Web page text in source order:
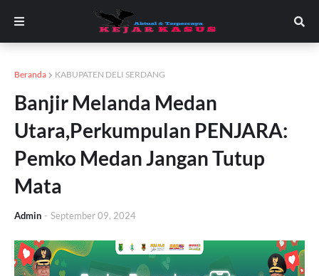
Beranda KABUPATEN DELI SERDANG
Banjir Melanda Medan
Utara,Perkumpulan PENJARA:
Pemko Medan Jangan Tutup
Mata
Admin - September 09, 2024